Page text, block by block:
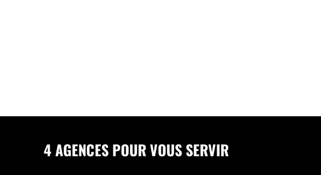
4 AGENCES POUR VOUS SERVIR